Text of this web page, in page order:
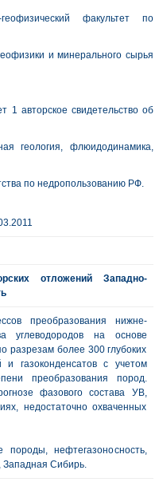
факультет по
и минерального сырья
авторское свидетельство об
геология, флюидодинамика,
по недропользованию РФ.
отложений Западно-
преобразования нижне-
углеводородов на основе
разрезам более 300 глубоких
газоконденсатов с учетом
преобразования пород.
фазового состава УВ,
недостаточно охваченных
породы, нефтегазоносность,
Западная Сибирь.